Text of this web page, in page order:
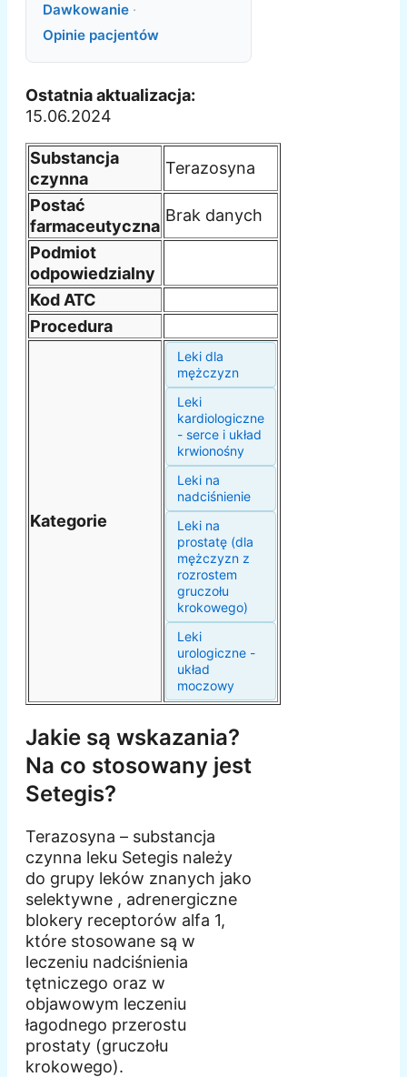
Dawkowanie ·
Opinie pacjentów
Ostatnia aktualizacja:
15.06.2024
Substancja
czynna
Terazosyna
Postać
farmaceutyczna
Brak danych
Podmiot
odpowiedzialny
Kod ATC
Procedura
Kategorie
Leki dla
mężczyzn
Leki
kardiologiczne
- serce i układ
krwionośny
Leki na
nadciśnienie
Leki na
prostatę (dla
mężczyzn z
rozrostem
gruczołu
krokowego)
Leki
urologiczne -
układ
moczowy
Jakie są wskazania?
Na co stosowany jest
Setegis?
Terazosyna – substancja
czynna leku Setegis należy
do grupy leków znanych jako
selektywne , adrenergiczne
blokery receptorów alfa 1,
które stosowane są w
leczeniu nadciśnienia
tętniczego oraz w
objawowym leczeniu
łagodnego przerostu
prostaty (gruczołu
krokowego).